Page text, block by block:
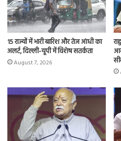
15 राज्यों में भारी बारिश और तेज आंधी का
अलर्ट, दिल्ली-यूपी में विशेष सतर्कता
August 7, 2026